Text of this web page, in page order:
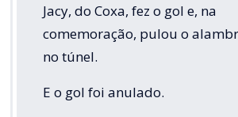
Jacy, do Coxa, fez o gol e, na
comemoração, pulou o
no túnel.
E o gol foi anulado.